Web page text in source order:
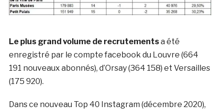
Le plus grand volume de recrutementsa été
enregistré par le compte facebook du Louvre (664
191 nouveaux abonnés), d’Orsay (364 158) et Versailles
(175 920).
Dans ce nouveau Top 40 Instagram (décembre 2020),